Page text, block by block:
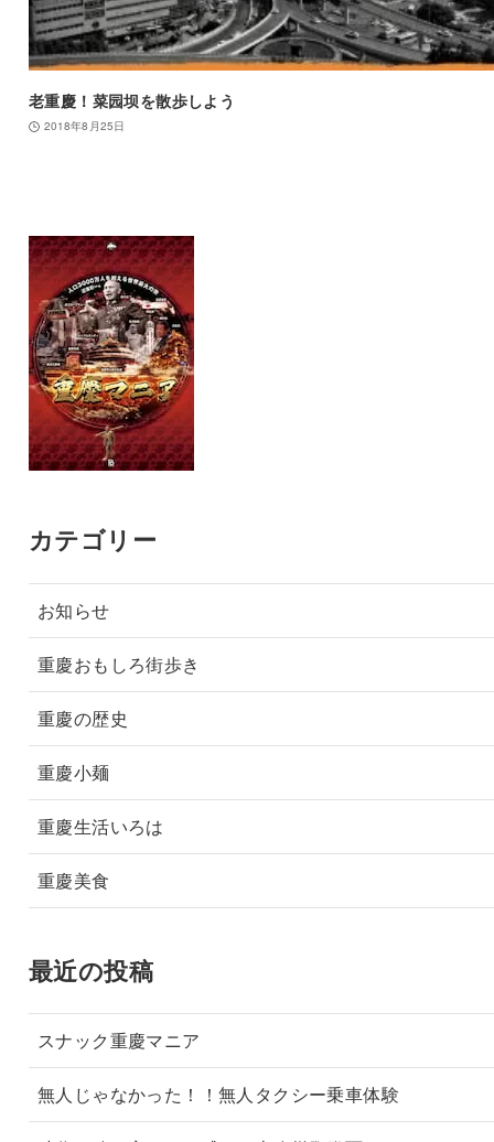
老重慶！菜园坝を散歩しよう
2018年8月25日
カテゴリー
お知らせ
重慶おもしろ街歩き
重慶の歴史
重慶小麺
重慶生活いろは
重慶美食
最近の投稿
スナック重慶マニア
無人じゃなかった！！無人タクシー乗車体験